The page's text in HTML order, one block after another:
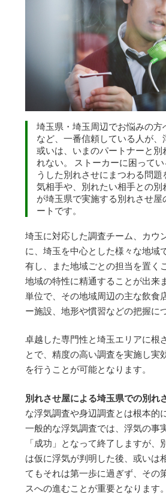
埼玉県・埼玉周辺でお悩みの方
など、一番信頼している人が、
或いは、いまのパートナーと別
れない。 ストーカーに困って
うした別れさせにまつわる問
気相手や、別れたい相手との別
が埼玉県で実施する別れさせ屋
ートです。
埼玉に対応した調査チーム、カウ
に、埼玉を中心とした様々な地域
有し、また地域ごとの担当を置く
地域の特性に精通することが出来
単位で、その地域周辺の主な飲食
ー施設、地形や慣習などの把握に
卓越した専門性と埼玉エリアに根
とで、精度の高い調査を実施し実
を行うことが可能となります。
別れさせ屋による埼玉県での別れ
な浮気調査や身辺調査とは根本的
一般的な浮気調査では、浮気の事
「成功」となって終了しますが、
は仮に浮気が判明した後、或いは
てもそれは第一歩に過ぎず、その
スへの進むことが重要となります。